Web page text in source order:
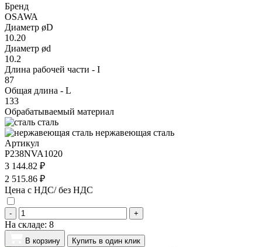
Бренд
OSAWA
Диаметр øD
10.20
Диаметр ød
10.2
Длина рабочей части - I
87
Общая длина - L
133
Обрабатываемый материал
сталь
нержавеющая сталь
Артикул
P238NVA1020
3 144.82 ₽
2 515.86 ₽
Цена с НДС/ без НДС
- +
На складе: 8
В корзину Купить в один клик